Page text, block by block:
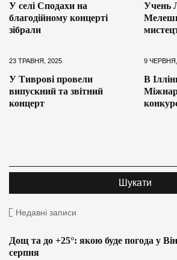
У селі Сподахи на
благодійному концерті
зібрали
Учень
23 ТРАВНЯ, 2025
У Тиврові провели
випускний та звітний
концерт
9
В
Недавні записи
Дощ та до +25°: якою буде погода у
серпня